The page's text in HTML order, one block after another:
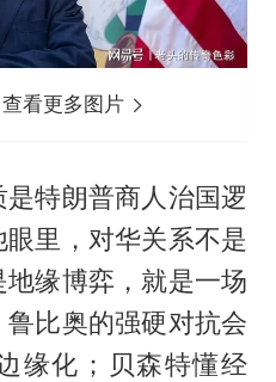
看更多图片
特朗普商人治国逻
里，对华关系不是
缘博弈，就是一场
比奥的强硬对抗会
缘化；贝森特懂经